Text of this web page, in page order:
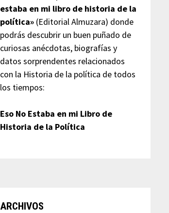
estaba en mi libro de historia de la
política»(Editorial Almuzara) donde
podrás descubrir un buen puñado de
curiosas anécdotas, biografías y
datos sorprendentes relacionados
con la Historia de la política de todos
los tiempos:
Eso No Estaba en mi Libro de
Historia de la Política
ARCHIVOS